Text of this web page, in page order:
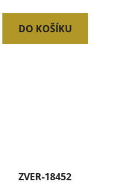
DO KOŠÍKU
ZVER-18452